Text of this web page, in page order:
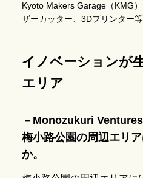
Kyoto Makers Garage（KMG
ザーカッター、3Dプリンター
イノベーションが
エリア
－Monozukuri
梅小路公園の周辺エリ
か。